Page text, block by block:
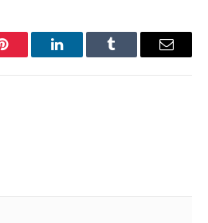
Pinterest LinkedInTumblr Имэйл